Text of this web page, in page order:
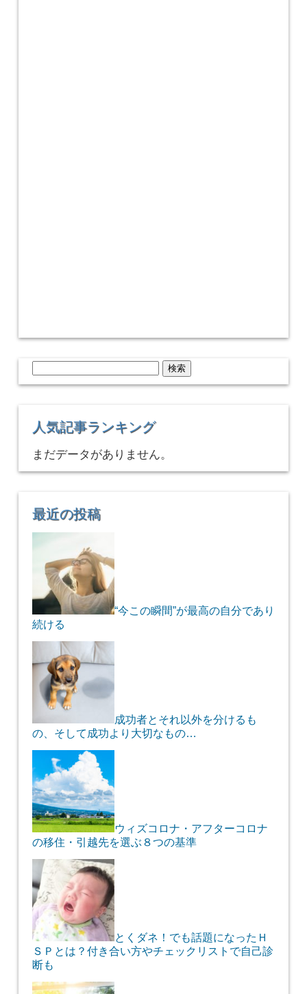
索:
人気記事ランキング
まだデータがありません。
最近の投稿
“今この瞬間”が最高の自分であり
続ける
成功者とそれ以外を分けるも
の、そして成功より大切なもの…
ウィズコロナ・アフターコロナ
の移住・引越先を選ぶ８つの基準
とくダネ！でも話題になったＨ
ＳＰとは？付き合い方やチェックリストで自己診
断も